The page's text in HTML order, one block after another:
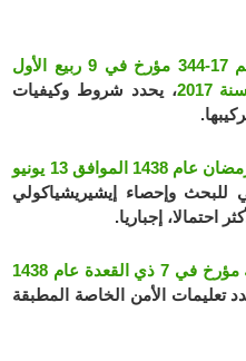
مرسوم تنفيذي رقم 17-344 مؤرخ في 9 ربيع الأول
، يحدد شروط وكيفيات
قرار مؤرخ في 18 رمضان عام 1438 الموافق 13 يونيو
للبحث وإحصاء إيشيريشياكولي
احتمالا، إجباريا.
قرار وزاري مشترك مؤرخ في 7 ذي القعدة عام 1438
تعليمات الأمن الخاصة المطبقة